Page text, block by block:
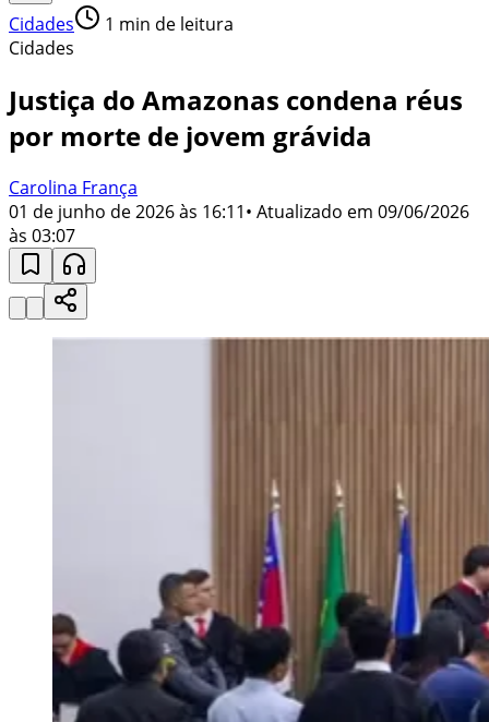
Cidades 1 min de leitura
Cidades
Justiça do Amazonas condena réus
por morte de jovem grávida
Carolina França
01 de junho de 2026 às 16:11• Atualizado em 09/06/2026
às 03:07